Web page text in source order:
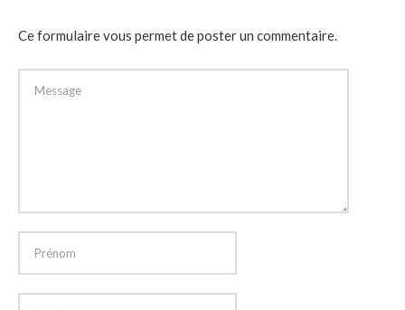
Ce formulaire vous permet de poster un commentaire.